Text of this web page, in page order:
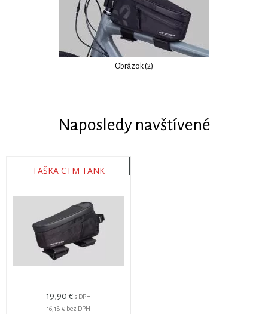
Obrázok (2)
Naposledy navštívené
TAŠKA CTM TANK
19,90 € s DPH
16,18 € bez DPH